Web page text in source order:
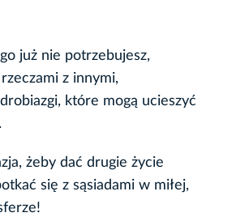
już nie potrzebujesz,
z innymi,
które mogą ucieszyć
żeby dać drugie życie
się z sąsiadami w miłej,